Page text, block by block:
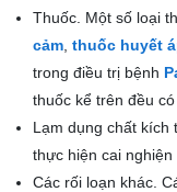
Thuốc. Một số loại
cảm thuốc huyết
trong điều trị bệnh
thuốc kể trên đều
Lạm dụng chất kích
thực hiện cai
Các rối loạn khác.